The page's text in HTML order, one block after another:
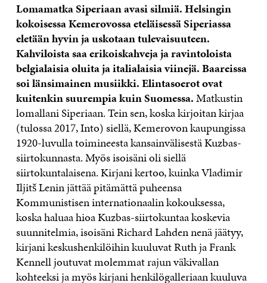
Lomamatka Siperiaan avasi silmiä. Helsingin
kokoisessa Kemerovossa eteläisessä Siperiassa
eletään hyvin ja uskotaan tulevaisuuteen.
Kahviloista saa erikoiskahveja ja ravintoloista
belgialaisia oluita ja italialaisia viinejä. Baareissa
soi länsimainen musiikki. Elintasoerot ovat
kuitenkin suurempia kuin Suomessa.Matkustin
lomallani Siperiaan. Tein sen, koska kirjoitan kirjaa
(tulossa 2017, Into) siellä, Kemerovon kaupungissa
1920-luvulla toimineesta kansainvälisestä Kuzbas-
siirtokunnasta. Myös isoisäni oli siellä
siirtokuntalaisena. Kirjani kertoo, kuinka Vladimir
Iljitš Lenin jättää pitämättä puheensa
Kommunistisen internationaalin kokouksessa,
koska haluaa hioa Kuzbas-siirtokuntaa koskevia
suunnitelmia, isoisäni Richard Lahden nenä jäätyy,
kirjani keskushenkilöihin kuuluvat Ruth ja Frank
Kennell joutuvat molemmat rajun väkivallan
kohteeksi ja myös kirjani henkilögalleriaan kuuluva